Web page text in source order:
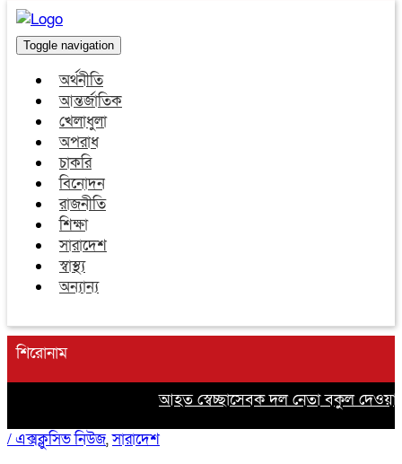
Toggle navigation
অর্থনীতি
আন্তর্জাতিক
খেলাধুলা
অপরাধ
চাকরি
বিনোদন
রাজনীতি
শিক্ষা
সারাদেশ
স্বাস্থ্য
অন্যান্য
শিরোনাম
আহত স্বেচ্ছাসেবক দল নেতা বকুল
/এক্সক্লুসিভ নিউজ,সারাদেশ